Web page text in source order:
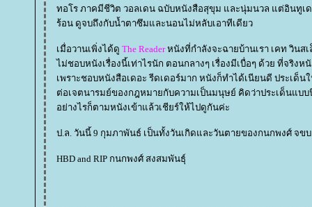
ทอโร ภาคมีชีวิต วอลเดน ฉบับหนังสือสุขุม และนุ่มนวล แต่อินทูเ
ร้อน ดูจบถึงกับน้ำตาซึมและนอนไม่หลับเอาทีเดียว
เมื่อวานเพิ่งได้ดู The Readerหนังที่กำลังจะฉายบ้านเรา เคท วิน
ไม่ชอบหนังเรื่องนี้เท่าไรนัก ตอนกลางๆ เรื่องมีเบื่อๆ ด้วย ที่จริงห
เพราะชอบหนังสือเดอะ รีดเดอร์มาก หนังก็ทำได้เนียนดี ประเด็นใหญ่ของหนังคือ การตั้งคำถาม
ต่อเจตนารมย์ของกฎหมายกับความเป็นมนุษย์ คิดว่าประเด็นแบ
อย่างไรก็ตามหนังเข้าแล้วเชียร์ให้ไปดูกันค่ะ
ป.ล. วันนี้ 9 กุมภาพันธ์ เป็นทั้งวันเกิดและวันตายของกนกพงศ์ จข
HBD and RIP กนกพงศ์ สงสมพันธุ์